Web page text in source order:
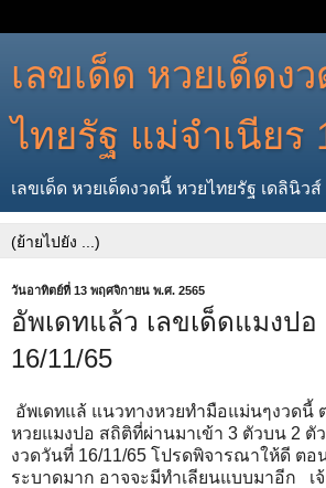
เลขเด็ด หวยเด็ดง
ไทยรัฐ แม่จำเนียร
เลขเด็ด หวยเด็ดงวดนี้ หวยไทยรัฐ เดลินิว
วันอาทิตย์ที่ 13 พฤศจิกายน พ.ศ. 2565
อัพเดทแล้ว เลขเด็ดแมงป
16/11/65
อัพเดทแล้ แนวทางหวยทำมือแม่นๆงวดนี้
หวยแมงปอ สถิติที่ผ่านมาเข้า 3 ตัวบน 2 ตั
งวดวันที่ 16/11/65 โปรดพิจารณาให้ดี ต
ระบาดมาก อาจจะมีทำเลียนแบบมาอีก เ